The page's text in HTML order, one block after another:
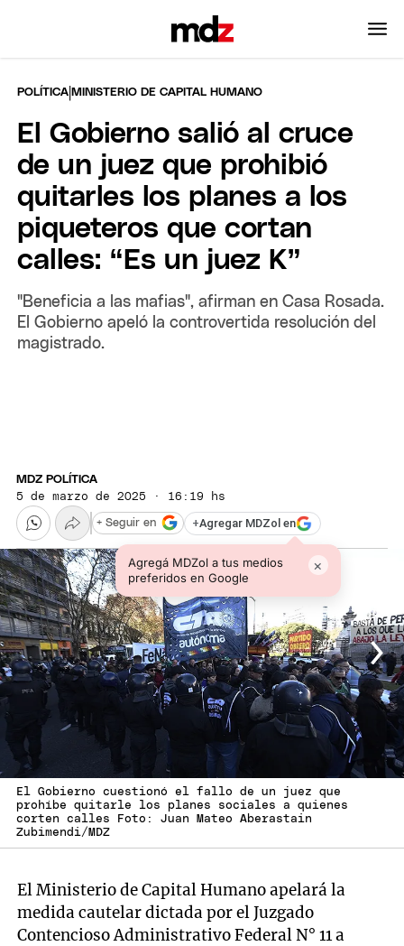
POLÍTICA |MINISTERIO DE CAPITAL HUMANO
El Gobierno salió al cruce
de un juez que prohibió
quitarles los planes a los
piqueteros que cortan
calles: “Es un juez K”
"Beneficia a las mafias", afirman en Casa Rosada.
El Gobierno apeló la controvertida resolución del
magistrado.
MDZ POLÍTICA
5 de marzo de 2025 · 16:19 hs
+Agregar MDZol en
Agregá MDZol a tus medios
preferidos en Google
×
+ Seguir en
El Gobierno cuestionó el fallo de un juez que
prohíbe quitarle los planes sociales a quienes
corten calles Foto: Juan Mateo Aberastain
Zubimendi/MDZ
El Ministerio de Capital Humano apelará la
medida cautelar dictada por el Juzgado
Contencioso Administrativo Federal N° 11 a